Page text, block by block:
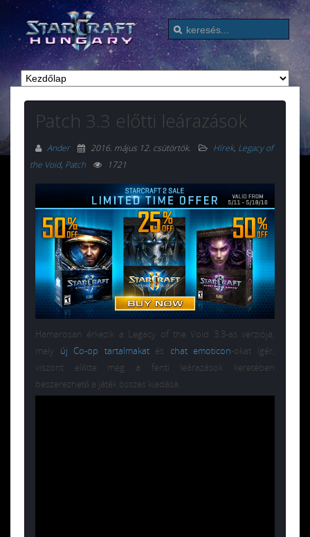
Patch 3.3 előtti leárazások
Ander 2016. május 12. csütörtök. Hírek, Legacy of
the Void, Patch 1721
Hamarosan érkezik a Legacy of the Void 3.3-as verziója,
mely új Co-op tartalmakatés chat emoticon-okat ígér,
viszont előtte még a fenti leárazások keretében
beszerezhető a játék összes kiadása.